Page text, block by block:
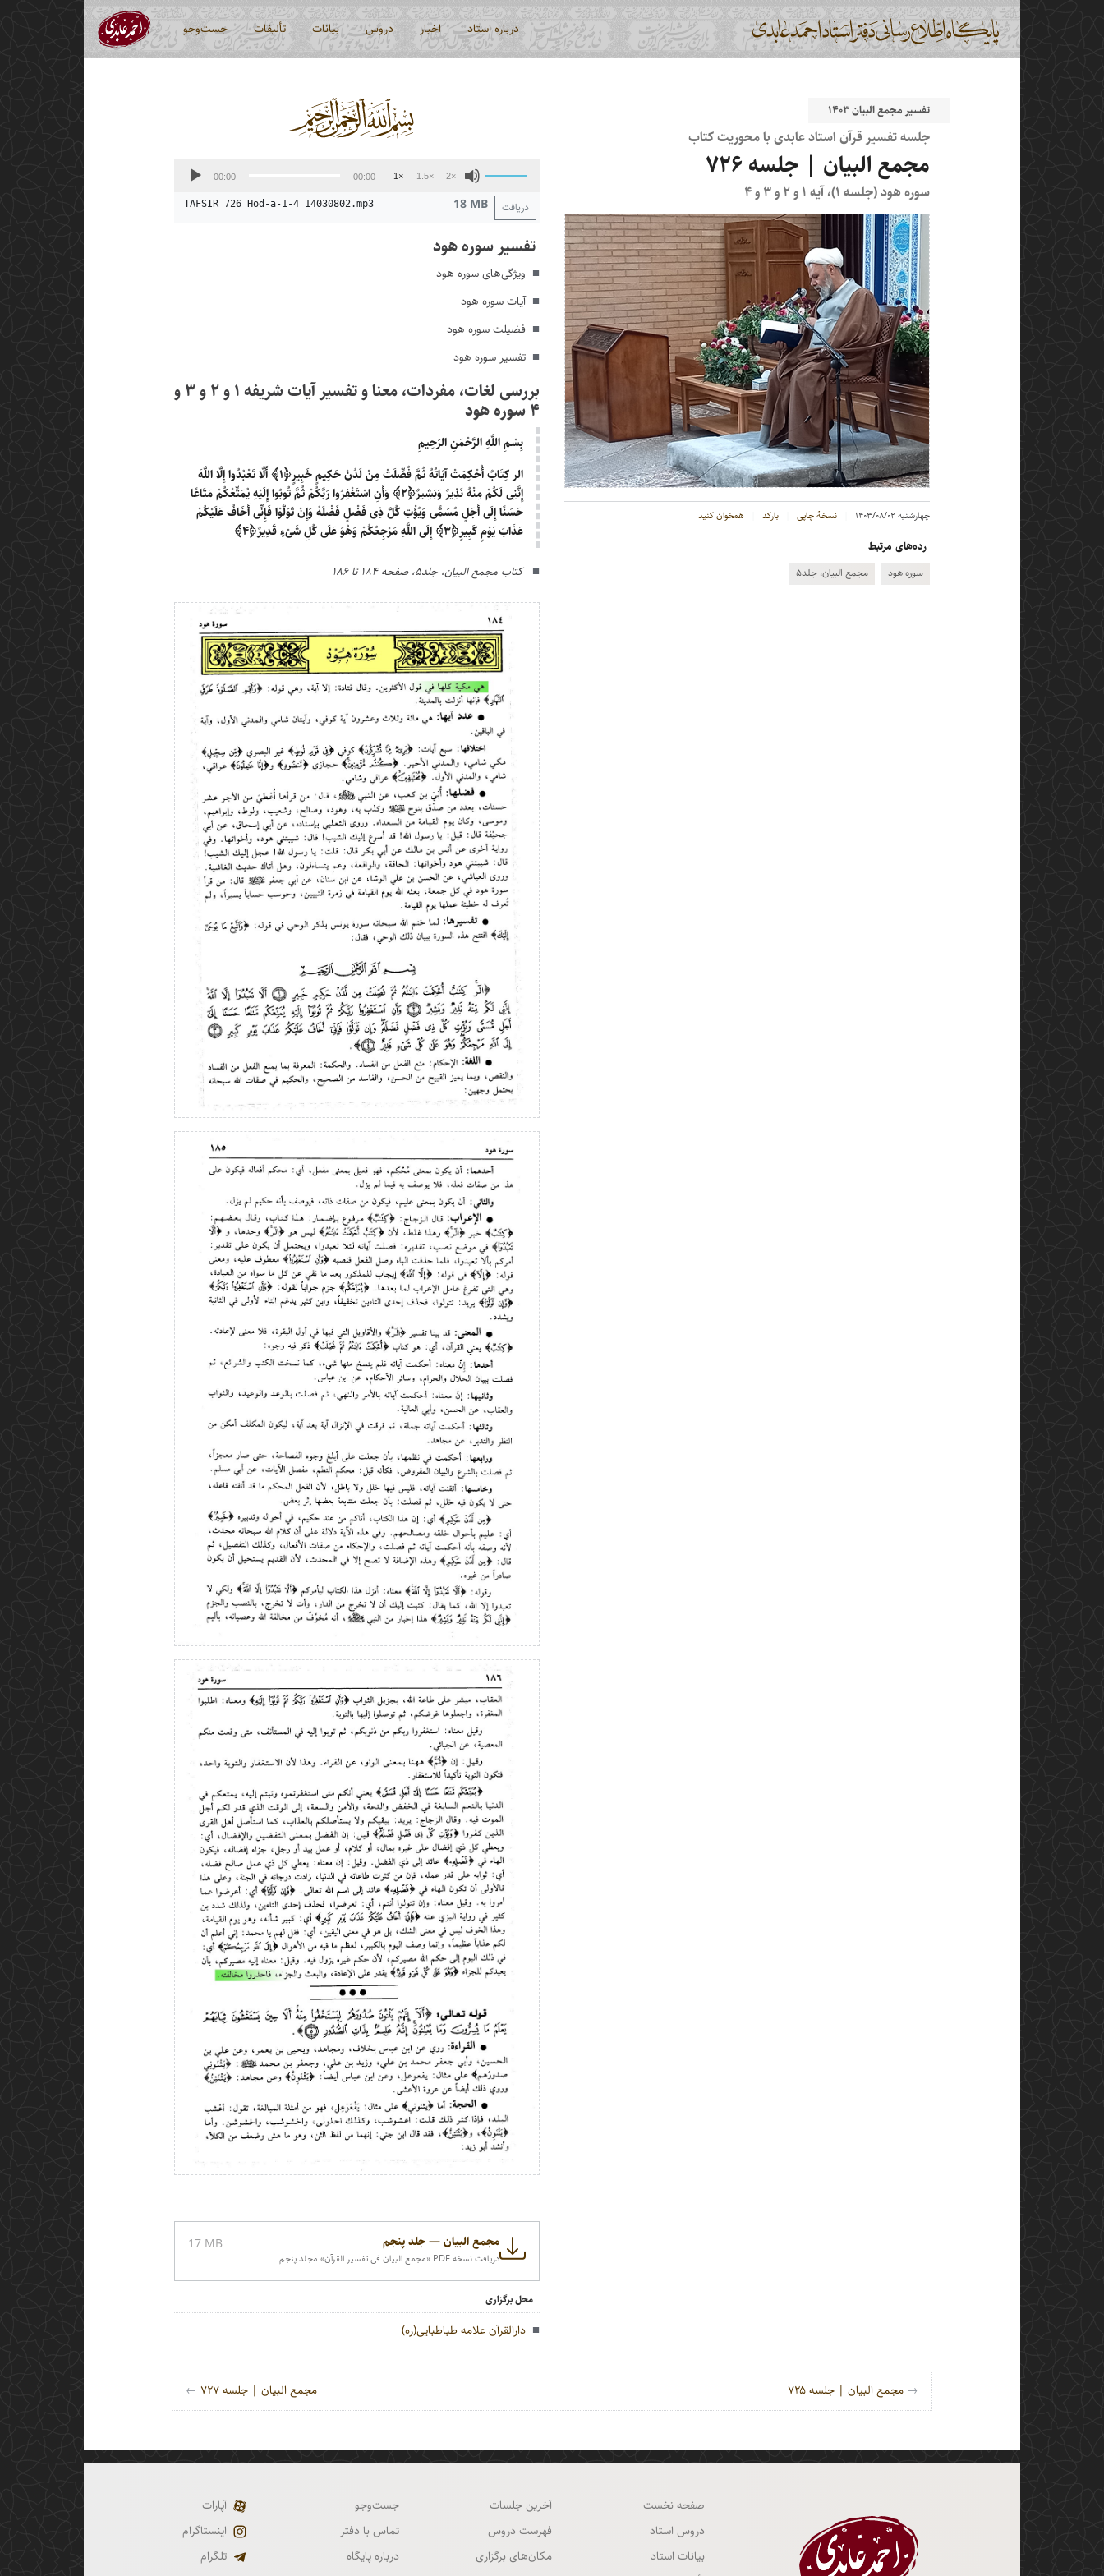
درباره استاد اخبار دروس بیانات تألیفات جست‌وجو
تفسیر مجمع البیان ۱۴۰۳
جلسه تفسیر قرآن استاد عابدی با محوریت کتاب
مجمع البیان | جلسه ۷۲۶
سوره هود (جلسه ۱)، آیه ۱ و ۲ و ۳ و ۴
چهارشنبه ۱۴۰۳/۰۸/۰۲ نسخهٔ چاپی بارکد همخوان کنید
00:00 00:00 1× 1.5× 2×
یا
صدا
کلیدهای
بالا
استفاده
دریافت 18 MB
TAFSIR_726_Hod-a-1-4_14030802.mp3
تفسیر سوره هود
ویژگی‌های سوره هود
آیات سوره هود
فضیلت سوره هود
تفسیر سوره هود
بررسی لغات، مفردات، معنا و تفسیر آیات شریفه ۱ و ۲ و ۳ و
۴ سوره هود
بِسْمِ اللَّهِ الرَّحْمَنِ الرَحِیمِ
الر کِتَابٌ أُحْکِمَتْ آیَاتُهُ ثُمَّ فُصِّلَتْ مِنْ لَدُنْ حَکِیمٍ خَبِیرٍ﴿۱﴾
أَلَّا تَعْبُدُوا إِلَّا اللَّهَ
إِنَّنِی لَکُمْ مِنْهُ نَذِیرٌ وَبَشِیرٌ﴿۲﴾
وَأَنِ اسْتَغْفِرُوا رَبَّکُمْ ثُمَّ تُوبُوا إِلَیْهِ یُمَتِّعْکُمْ مَتَاعًا
حَسَنًا إِلَی أَجَلٍ مُسَمًّی وَیُؤْتِ کُلَّ ذِی فَضْلٍ فَضْلَهُ وَإِنْ تَوَلَّوْا فَإِنِّی أَخَافُ عَلَیْکُمْ
عَذَابَ یَوْمٍ کَبِیرٍ﴿۳﴾ إِلَی اللَّهِ مَرْجِعُکُمْ وَهُوَ عَلَی کُلِ شَیْءٍ قَدِیرٌ﴿۴﴾
کتاب مجمع البیان، جلد۵، صفحه ۱۸۴ تا ۱۸۶
مجمع البیان — جلد پنجم
دریافت نسخه PDF‌ «مجمع البیان فی تفسیر القرآن» مجلد پنجم
‎17 MB‏
محل برگزاری
دارالقرآن علامه طباطبایی(ره)
رده‌های مرتبط
سوره هود مجمع البیان، جلد۵
راه‌بری نوشته
→ مجمع البیان | جلسه ۷۲۵ مجمع البیان | جلسه ۷۲۷ ←
صفحه نخست
دروس استاد
بیانات استاد
آخرین جلسات
فهرست دروس
مکان‌های برگزاری
جست‌وجو
تماس با دفتر
درباره پایگاه
آپارات
اینستاگرام
تلگرام